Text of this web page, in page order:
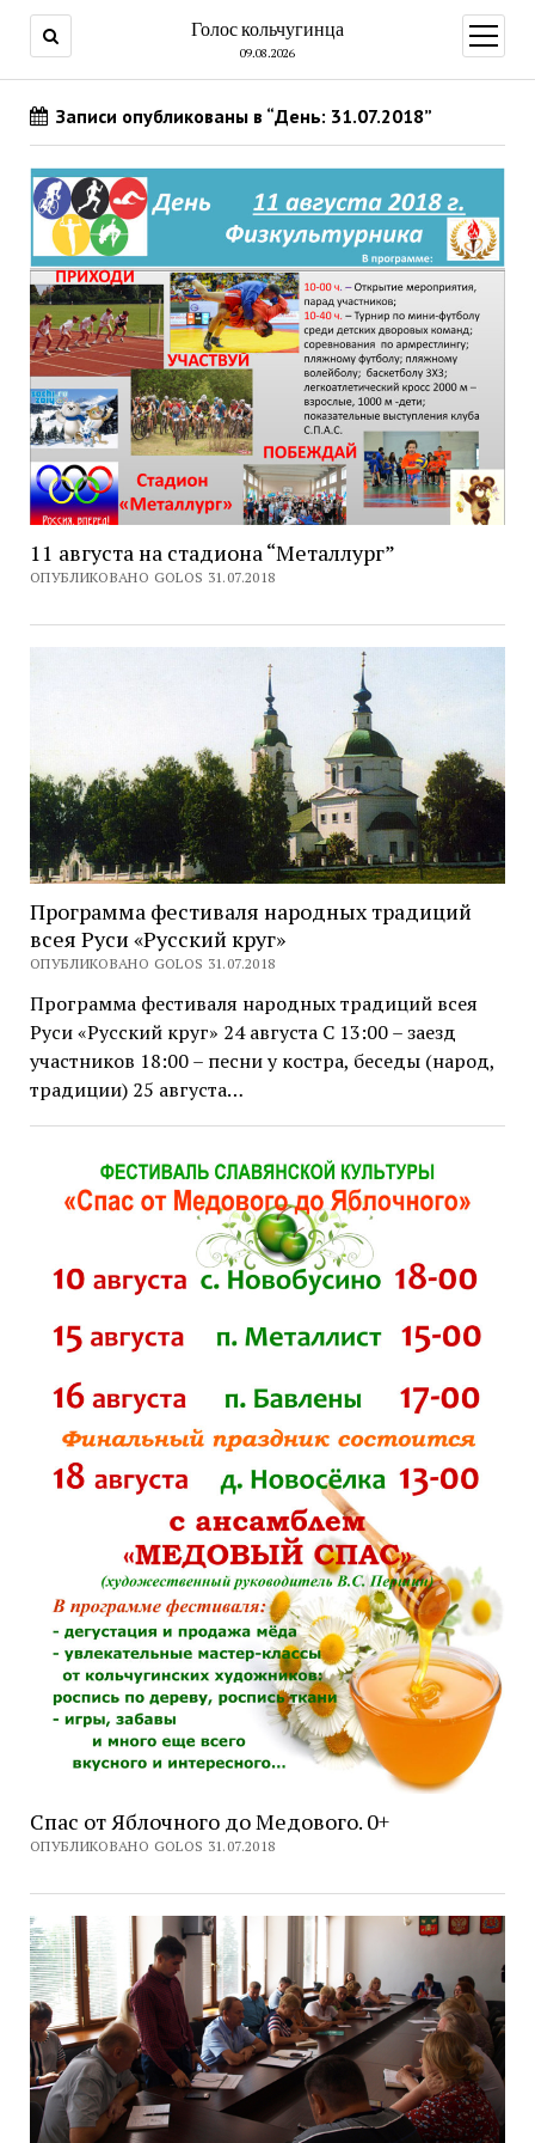
Голос кольчугинца
09.08.2026
меню
Записи опубликованы в “День: 31.07.2018”
11 августа на стадиона “Металлург”
ОПУБЛИКОВАНО GOLOS 31.07.2018
Программа фестиваля народных традиций
всея Руси «Русский круг»
ОПУБЛИКОВАНО GOLOS 31.07.2018
Программа фестиваля народных традиций всея
Руси «Русский круг» 24 августа С 13:00 – заезд
участников 18:00 – песни у костра, беседы (народ,
традиции) 25 августа…
Спас от Яблочного до Медового. 0+
ОПУБЛИКОВАНО GOLOS 31.07.2018